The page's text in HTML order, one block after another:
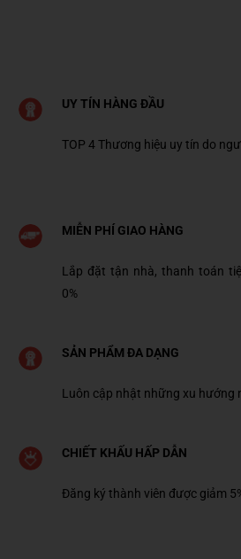
UY TÍN HÀNG ĐẦU
TOP 4 Thương hiệu uy tín do
MIỄN PHÍ GIAO HÀNG
Lắp đặt tận nhà, thanh toán
0%
SẢN PHẨM ĐA DẠNG
Luôn cập nhật những xu hướng
CHIẾT KHẤU HẤP DẪN
Đăng ký thành viên được giảm